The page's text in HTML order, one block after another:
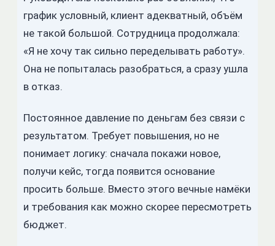
график условный, клиент адекватный, объём
не такой большой. Сотрудница продолжала:
«Я не хочу так сильно переделывать работу».
Она не попыталась разобраться, а сразу ушла
в отказ.
Постоянное давление по деньгам без связи с
результатом. Требует повышения, но не
понимает логику: сначала покажи новое,
получи кейс, тогда появится основание
просить больше. Вместо этого вечные намёки
и требования как можно скорее пересмотреть
бюджет.